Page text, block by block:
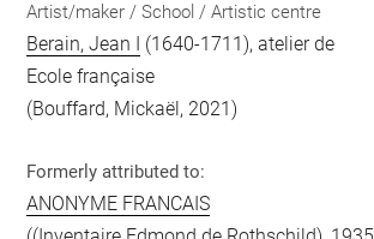
Artist/maker / School / Artistic centre
Berain, Jean I
(1640-1711), atelier de
Ecole française
(Bouffard, Mickaël, 2021)
Formerly attributed to:
ANONYME FRANCAIS